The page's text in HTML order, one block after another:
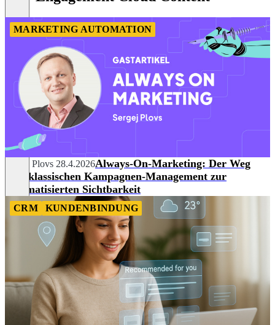
MARKETING AUTOMATION
Sergej Plovs 28.4.2026Always-On-Marketing: Der Weg
vom klassischen Kampagnen-Management zur
automatisierten Sichtbarkeit
CRM KUNDENBINDUNG